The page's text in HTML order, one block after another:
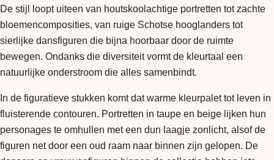
De stijl loopt uiteen van houtskoolachtige portretten tot zachte
bloemencomposities, van ruige Schotse hooglanders tot
sierlijke dansfiguren die bijna hoorbaar door de ruimte
bewegen. Ondanks die diversiteit vormt de kleurtaal een
natuurlijke onderstroom die alles samenbindt.
In de figuratieve stukken komt dat warme kleurpalet tot leven in
fluisterende contouren. Portretten in taupe en beige lijken hun
personages te omhullen met een dun laagje zonlicht, alsof de
figuren net door een oud raam naar binnen zijn gelopen. De